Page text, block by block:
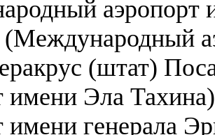
аэропорт
(штат)
имени Эла
имени генерала